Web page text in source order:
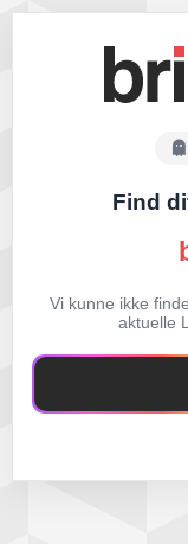
Find
Vi kunne ikke
aktuelle